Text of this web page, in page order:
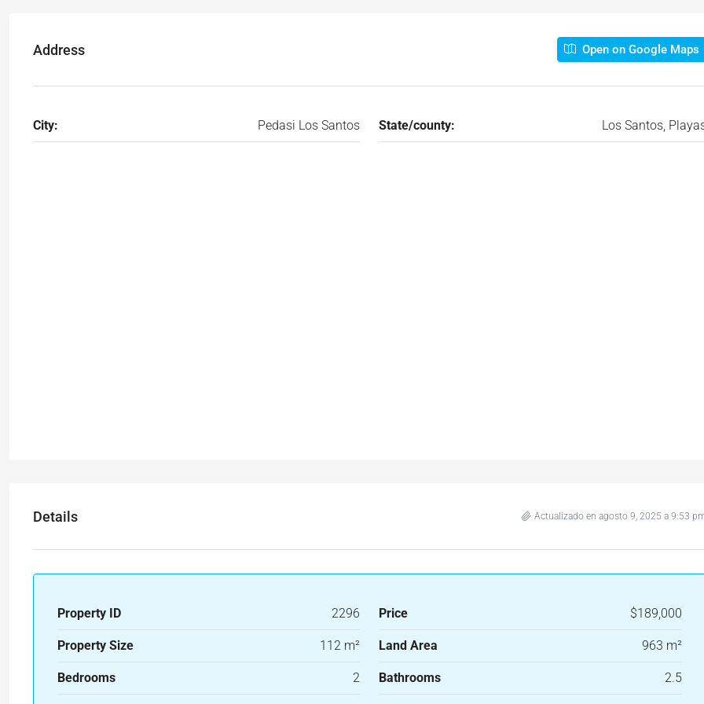
Address Open on Google Maps
City: Pedasi Los Santos State/county: Los Santos,
Details Actualizado en agosto 9, 2025 a 9:53
Property ID 2296 Price $189,000
Property Size 112 m² Land Area 963 m²
Bedrooms 2 Bathrooms 2.5